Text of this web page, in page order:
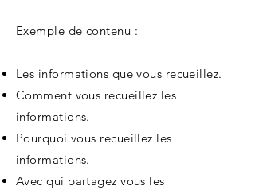
Exemple de contenu :
Les informations que vous recueillez.
Comment vous recueillez les
informations.
Pourquoi vous recueillez les
informations.
Avec qui partagez vous les